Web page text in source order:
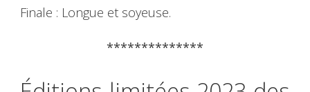
Finale : Longue et soyeuse.
**************